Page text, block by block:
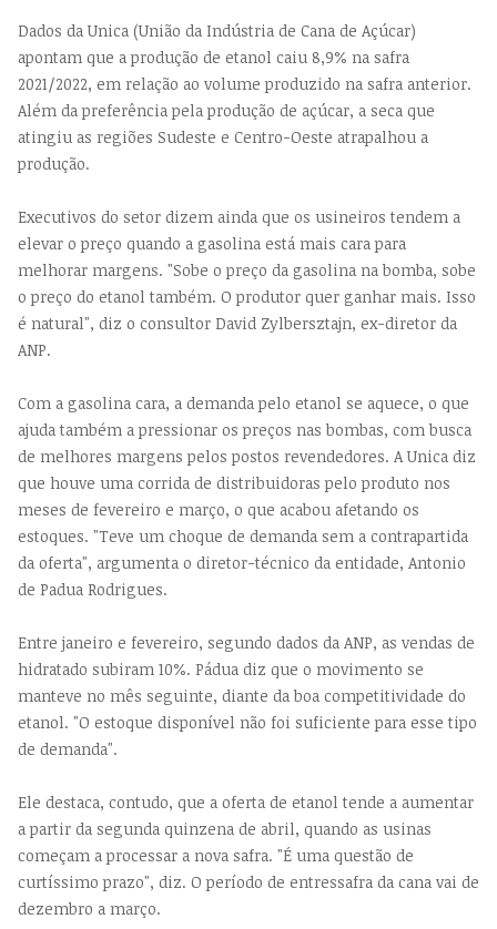
Dados da Unica (União da Indústria de Cana de Açúcar)
apontam que a produção de etanol caiu 8,9% na safra
2021/2022, em relação ao volume produzido na safra anterior.
Além da preferência pela produção de açúcar, a seca que
atingiu as regiões Sudeste e Centro-Oeste atrapalhou a
produção.
Executivos do setor dizem ainda que os usineiros tendem a
elevar o preço quando a gasolina está mais cara para
melhorar margens. "Sobe o preço da gasolina na bomba, sobe
o preço do etanol também. O produtor quer ganhar mais. Isso
é natural", diz o consultor David Zylbersztajn, ex-diretor da
ANP.
Com a gasolina cara, a demanda pelo etanol se aquece, o que
ajuda também a pressionar os preços nas bombas, com busca
de melhores margens pelos postos revendedores. A Unica diz
que houve uma corrida de distribuidoras pelo produto nos
meses de fevereiro e março, o que acabou afetando os
estoques. "Teve um choque de demanda sem a contrapartida
da oferta", argumenta o diretor-técnico da entidade, Antonio
de Padua Rodrigues.
Entre janeiro e fevereiro, segundo dados da ANP, as vendas de
hidratado subiram 10%. Pádua diz que o movimento se
manteve no mês seguinte, diante da boa competitividade do
etanol. "O estoque disponível não foi suficiente para esse tipo
de demanda".
Ele destaca, contudo, que a oferta de etanol tende a aumentar
a partir da segunda quinzena de abril, quando as usinas
começam a processar a nova safra. "É uma questão de
curtíssimo prazo", diz. O período de entressafra da cana vai de
dezembro a março.